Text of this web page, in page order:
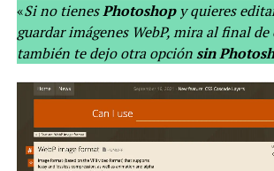
«Si no tienesPhotoshopy quieres
guardar imágenes WebP, mira al final
también te dejo otra opciónsin